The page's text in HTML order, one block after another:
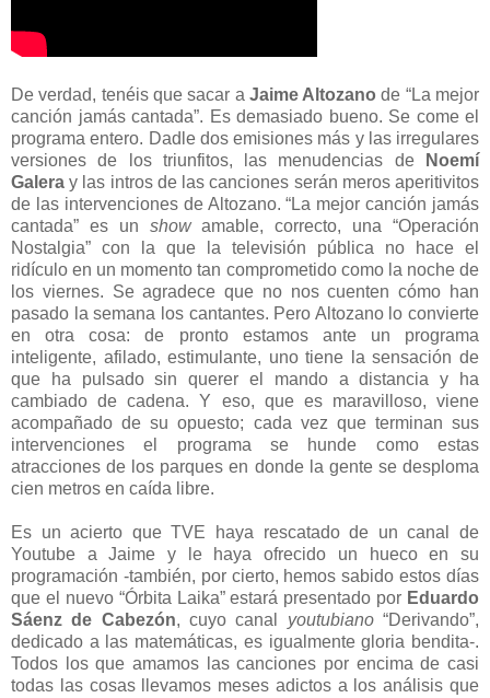
De verdad, tenéis que sacar a Jaime Altozano de “La mejor
canción jamás cantada”. Es demasiado bueno. Se come el
programa entero. Dadle dos emisiones más y las irregulares
versiones de los triunfitos, las menudencias de
Noemí
Galera y las intros de las canciones serán meros aperitivitos
de las intervenciones de Altozano. “La mejor canción jamás
cantada” es un showamable, correcto, una “Operación
Nostalgia” con la que la televisión pública no hace el
ridículo en un momento tan comprometido como la noche de
los viernes. Se agradece que no nos cuenten cómo han
pasado la semana los cantantes. Pero Altozano lo convierte
en otra cosa: de pronto estamos ante un programa
inteligente, afilado, estimulante, uno tiene la sensación de
que ha pulsado sin querer el mando a distancia y ha
cambiado de cadena. Y eso, que es maravilloso, viene
acompañado de su opuesto; cada vez que terminan sus
intervenciones el programa se hunde como estas
atracciones de los parques en donde la gente se desploma
cien metros en caída libre.
Es un acierto que TVE haya rescatado de un canal de
Youtube a Jaime y le haya ofrecido un hueco en su
programación -también, por cierto, hemos sabido estos días
que el nuevo “Órbita Laika” estará presentado por Eduardo
Sáenz de Cabezón, cuyo canal youtubiano“Derivando”,
dedicado a las matemáticas, es igualmente gloria bendita-.
Todos los que amamos las canciones por encima de casi
todas las cosas llevamos meses adictos a los análisis que